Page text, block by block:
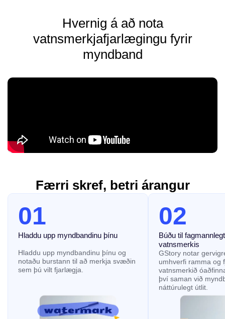
Hvernig á að nota
vatnsmerkjafjarlægingu fyrir
myndband
Færri skref, betri árangur
01
Hladdu upp myndbandinu þínu
Hladdu upp myndbandinu þínu og
notaðu burstann til að merkja svæðin
sem þú vilt fjarlægja.
02
Búðu til
vatnsmerkis
GStory notar
umhverfi ramma og
vatnsmerkið
því saman við
náttúrulegt útlit.